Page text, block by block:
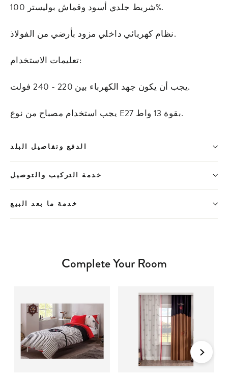
شريط جلدي أسود وقماش بوليستر 100%.
نظام كهربائي داخلي مزود بأرضي من الفولاذ.
تعليمات الاستخدام:
يجب أن يكون جهد الكهرباء بين 220 - 240 فولت.
يجب استخدام مصباح من نوع E27 بقوة 13 واط.
الدفع وتفاصيل البلد
خدمة التركيب والتوصيل
خدمة ما بعد البيع
Complete Your Room